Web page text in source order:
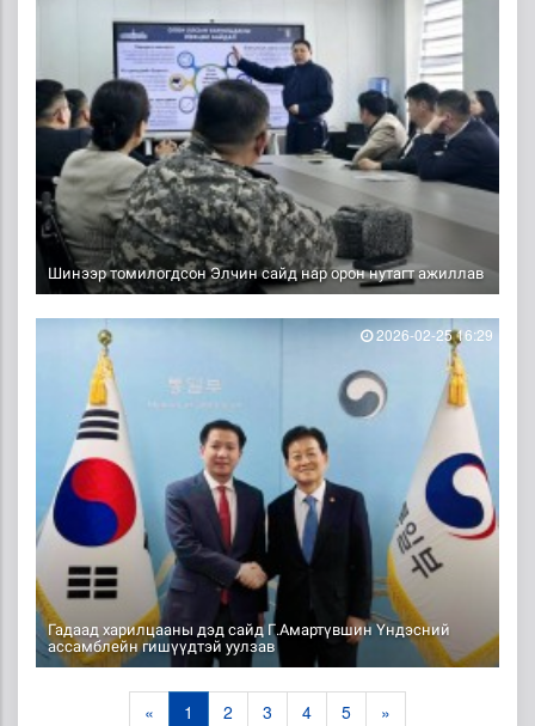
Шинээр томилогдсон Элчин сайд нар орон нутагт ажиллав
Гадаад харилцааны дэд сайд Г.Амартүвшин Үндэсний
ассамблейн гишүүдтэй уулзав
2026-02-25 16:29
« 1 2 3 4 5 »